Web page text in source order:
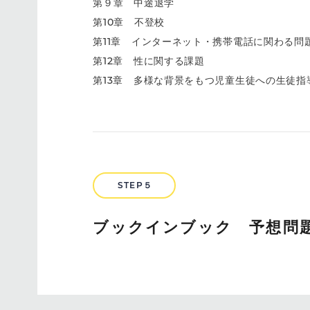
第９章 中途退学
第10章 不登校
第11章 インターネット・携帯電話に関わる問
第12章 性に関する課題
第13章 多様な背景をもつ児童生徒への生徒指
STEP５
ブックインブック 予想問